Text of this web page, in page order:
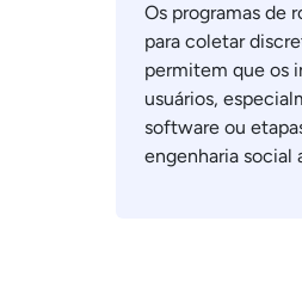
Os programas de
para coletar
permitem que os
usuários,
software ou
engenharia social